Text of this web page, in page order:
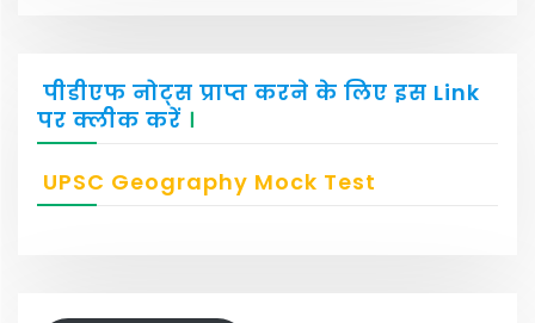
पीडीएफ नोट्स प्राप्त करने के लिए इस Link
पर क्लीक करें ।
UPSC Geography Mock Test